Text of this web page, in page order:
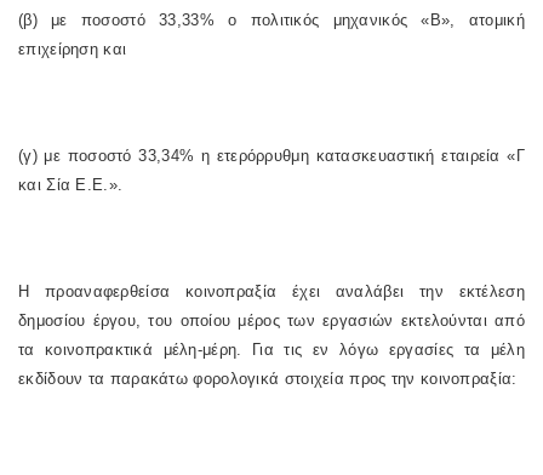
(β) με ποσοστό 33,33% ο πολιτικός μηχανικός «Β», ατομική
επιχείρηση και
(γ) με ποσοστό 33,34% η ετερόρρυθμη κατασκευαστική εταιρεία «Γ
και Σία Ε.Ε.».
Η προαναφερθείσα κοινοπραξία έχει αναλάβει την εκτέλεση
δημοσίου έργου, του οποίου μέρος των εργασιών εκτελούνται από
τα κοινοπρακτικά μέλη-μέρη. Για τις εν λόγω εργασίες τα μέλη
εκδίδουν τα παρακάτω φορολογικά στοιχεία προς την κοινοπραξία: